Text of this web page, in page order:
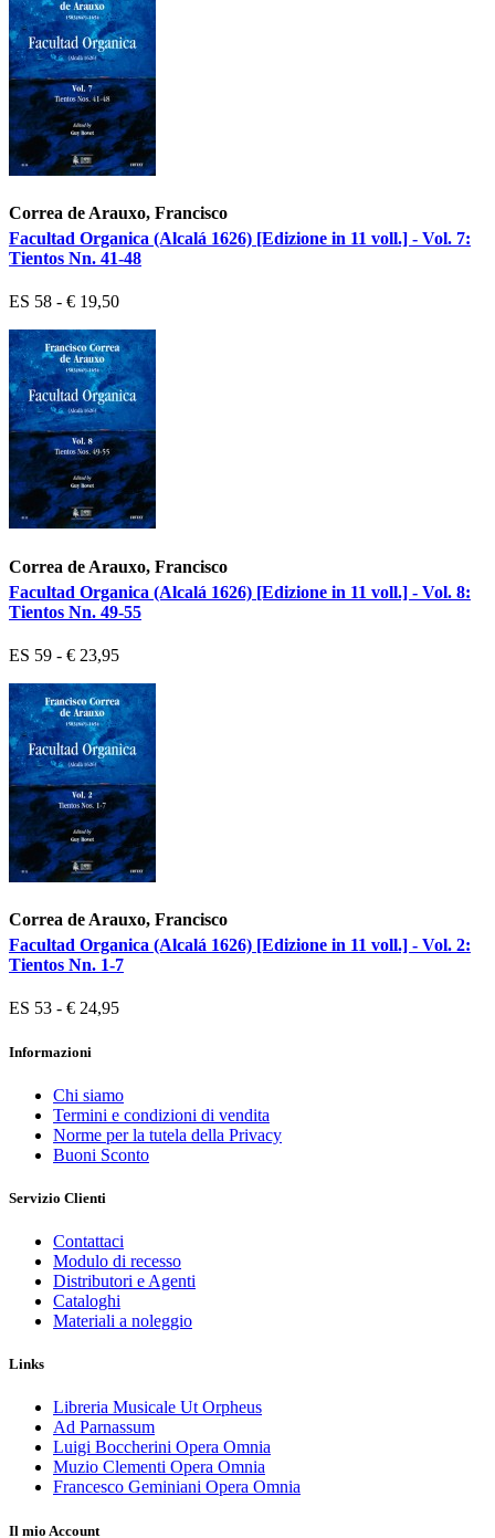
Correa de Arauxo, Francisco
Facultad Organica (Alcalá 1626) [Edizione in 11 voll.] - Vol. 7:
Tientos Nn. 41-48
ES 58 - € 19,50
Correa de Arauxo, Francisco
Facultad Organica (Alcalá 1626) [Edizione in 11 voll.] - Vol. 8:
Tientos Nn. 49-55
ES 59 - € 23,95
Correa de Arauxo, Francisco
Facultad Organica (Alcalá 1626) [Edizione in 11 voll.] - Vol. 2:
Tientos Nn. 1-7
ES 53 - € 24,95
Informazioni
Chi siamo
Termini e condizioni di vendita
Norme per la tutela della Privacy
Buoni Sconto
Servizio Clienti
Contattaci
Modulo di recesso
Distributori e Agenti
Cataloghi
Materiali a noleggio
Links
Libreria Musicale Ut Orpheus
Ad Parnassum
Luigi Boccherini Opera Omnia
Muzio Clementi Opera Omnia
Francesco Geminiani Opera Omnia
Il mio Account